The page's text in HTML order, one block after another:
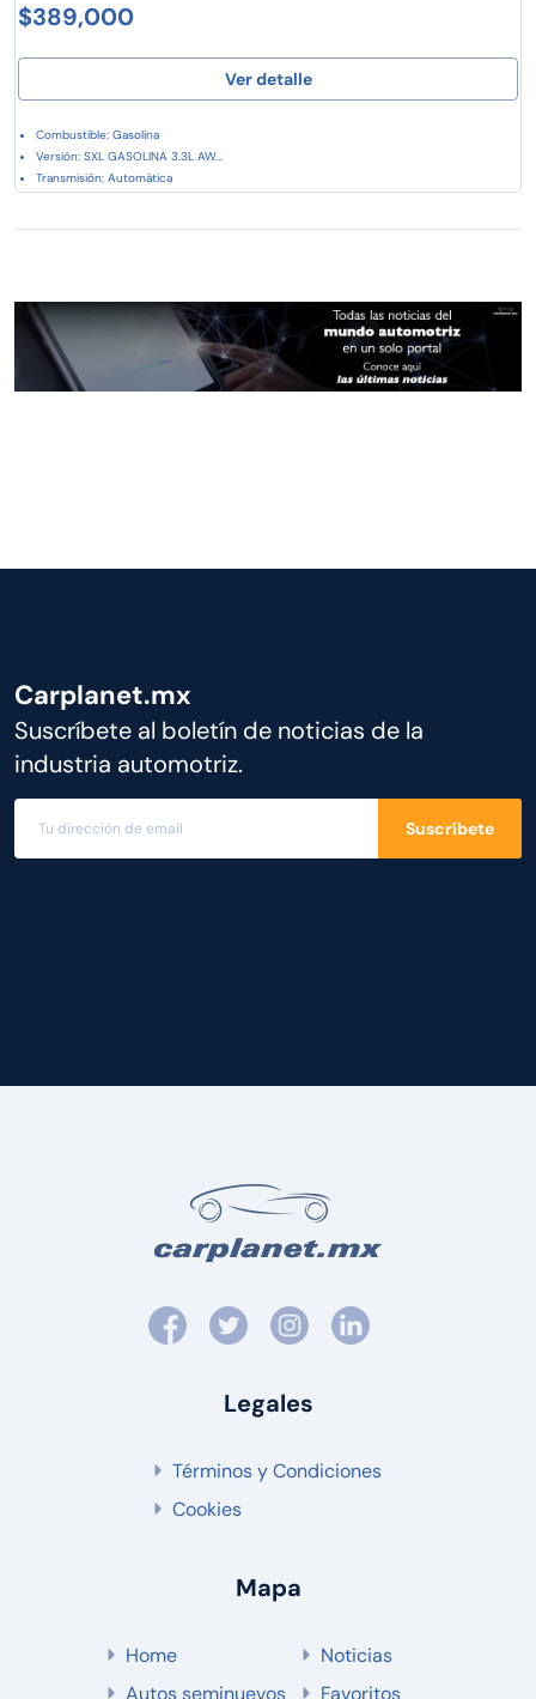
$389,000
Ver detalle
Combustible: Gasolina
Versión: SXL GASOLINA 3.3L AW...
Transmisión: Automática
Carplanet.mx
Suscríbete al boletín de noticias de la
industria automotriz.
Suscríbete
Legales
Términos y Condiciones
Cookies
Mapa
Home
Autos seminuevos
Noticias
Favoritos